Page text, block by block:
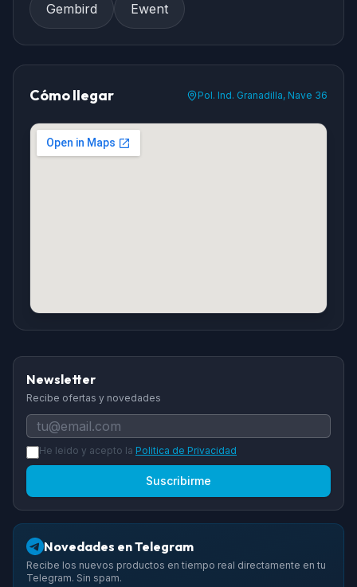
Gembird Ewent
Cómo llegar Pol. Ind. Granadilla, Nave 36
Newsletter
Recibe ofertas y novedades
He leido y acepto la Politica de Privacidad
Suscribirme
Novedades en Telegram
Recibe los nuevos productos en tiempo real directamente en tu
Telegram. Sin spam.